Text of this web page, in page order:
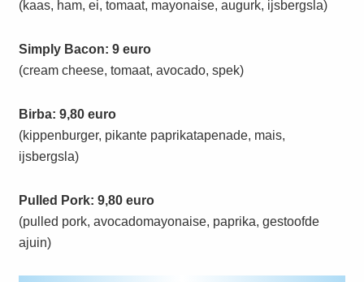
(kaas, ham, ei, tomaat, mayonaise, augurk, ijsbergsla)
Simply Bacon: 9 euro
(cream cheese, tomaat, avocado, spek)
Birba: 9,80 euro
(kippenburger, pikante paprikatapenade, mais,
ijsbergsla)
Pulled Pork: 9,80 euro
(pulled pork, avocadomayonaise, paprika, gestoofde
ajuin)